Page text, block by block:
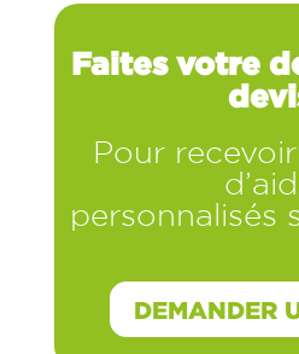
Faites votre
Pour
personnalisés
DEMANDER